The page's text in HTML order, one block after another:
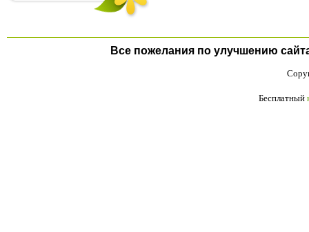
Все пожелания по улучшению
Бесплатный